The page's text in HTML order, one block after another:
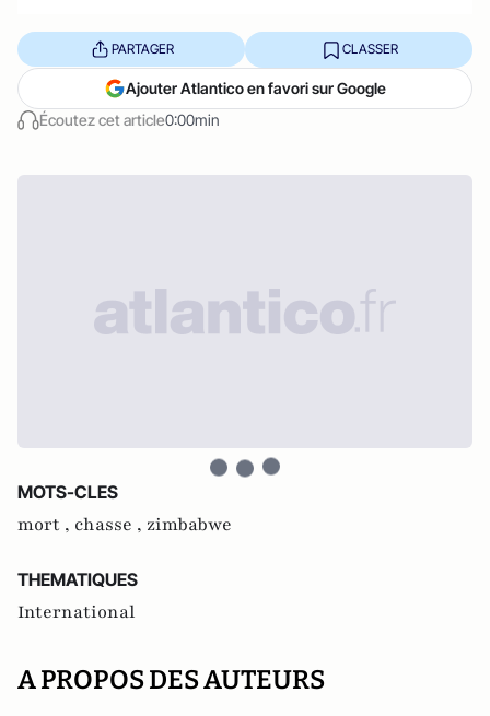
Écoutez cet article0:00min
PARTAGER CLASSER
Ajouter Atlantico en favori sur Google
MOTS-CLES
mort , chasse , zimbabwe
THEMATIQUES
International
A PROPOS DES AUTEURS